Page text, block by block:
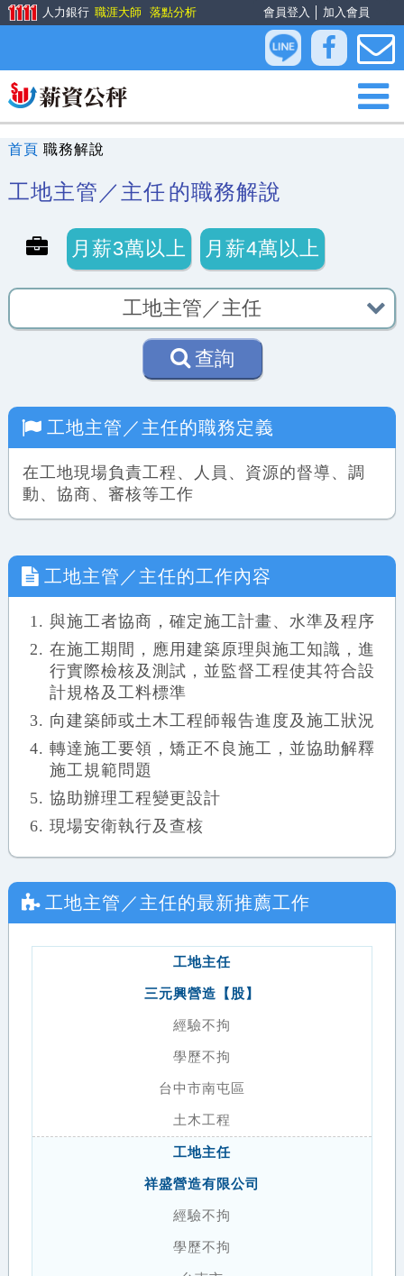
會員登入 加入會員
人力銀行 職涯大師 落點分析
首頁 職務解說
工地主管／主任的職務解說
月薪3萬以上 月薪4萬以上
查詢
工地主管／主任的職務定義
在工地現場負責工程、人員、資源的督導、調
動、協商、審核等工作
工地主管／主任的工作內容
與施工者協商，確定施工計畫、水準及程序
在施工期間，應用建築原理與施工知識，進
行實際檢核及測試，並監督工程使其符合設
計規格及工料標準
向建築師或土木工程師報告進度及施工狀況
轉達施工要領，矯正不良施工，並協助解釋
施工規範問題
協助辦理工程變更設計
現場安衛執行及查核
工地主管／主任的最新推薦工作
工地主任
三元興營造【股】
經驗不拘
學歷不拘
台中市南屯區
土木工程
工地主任
祥盛營造有限公司
經驗不拘
學歷不拘